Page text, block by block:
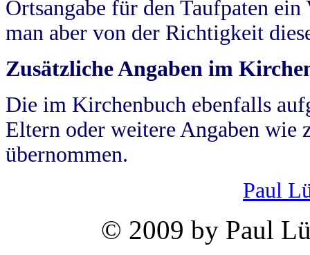
Ortsangabe für den Taufpaten
man aber von der Richtigkeit
Zusätzliche Angaben im
Die im Kirchenbuch ebenfalls
Eltern oder weitere Angaben wie
übernommen.
Paul
© 2009 by Paul